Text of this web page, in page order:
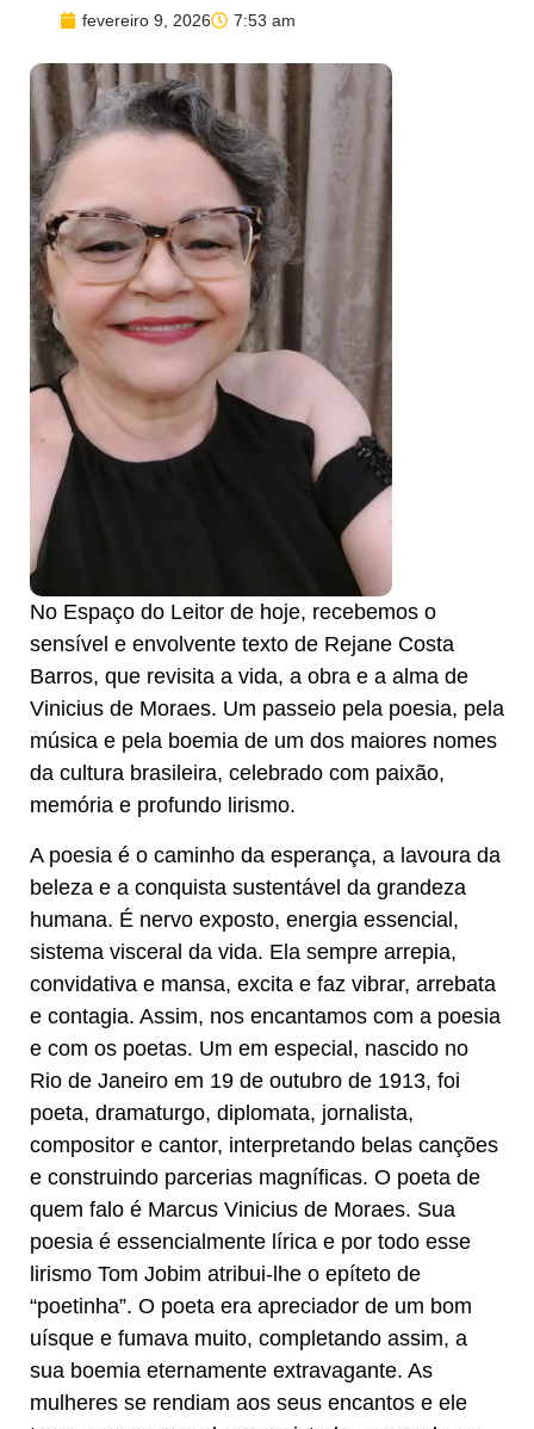
fevereiro 9, 2026 7:53 am
No Espaço do Leitor de hoje, recebemos o
sensível e envolvente texto de Rejane Costa
Barros, que revisita a vida, a obra e a alma de
Vinicius de Moraes. Um passeio pela poesia, pela
música e pela boemia de um dos maiores nomes
da cultura brasileira, celebrado com paixão,
memória e profundo lirismo.
​​​​A poesia é o caminho da esperança, a lavoura da
beleza e a conquista sustentável da grandeza
humana. É nervo exposto, energia essencial,
sistema visceral da vida. Ela sempre arrepia,
convidativa e mansa, excita e faz vibrar, arrebata
e contagia. Assim, nos encantamos com a poesia
e com os poetas. Um em especial, nascido no
Rio de Janeiro em 19 de outubro de 1913, foi
poeta, dramaturgo, diplomata, jornalista,
compositor e cantor, interpretando belas canções
e construindo parcerias magníficas. O poeta de
quem falo é Marcus Vinicius de Moraes. Sua
poesia é essencialmente lírica e por todo esse
lirismo Tom Jobim atribui-lhe o epíteto de
“poetinha”. O poeta era apreciador de um bom
uísque e fumava muito, completando assim, a
sua boemia eternamente extravagante. As
mulheres se rendiam aos seus encantos e ele